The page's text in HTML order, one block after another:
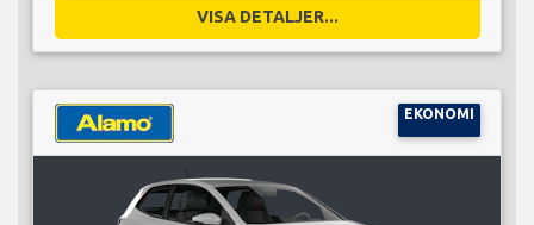
VISA DETALJER...
EKONOMI